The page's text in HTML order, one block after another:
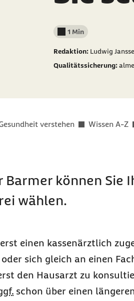
Lesedauer weniger als
1 Min
Redaktion: Ludwig
Qualitätssicherung:
verstehen Wissen A-Z
Barmer können Sie
wählen.
einen kassenärztlich
sich gleich an einen
den Hausarzt zu
schon über einen